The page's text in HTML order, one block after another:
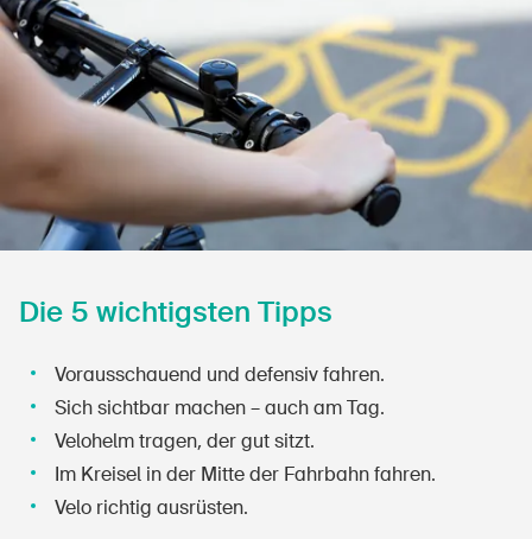
Die 5 wichtigsten Tipps
Vorausschauend und defensiv fahren.
Sich sichtbar machen – auch am Tag.
Velohelm tragen, der gut sitzt.
Im Kreisel in der Mitte der Fahrbahn fahren.
Velo richtig ausrüsten.